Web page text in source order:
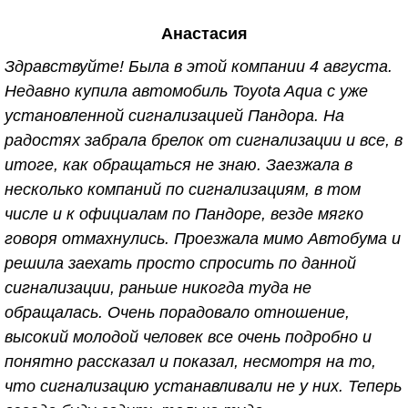
Здесь много уточняют какая сигнализация, какая
машина, а потом начинают критиковать, мол к
клиентам на дорогих машинах отношение особое,
так вот; исходя из этого умолчу о данных
характеристиках. Вернёмся к основной теме. На
первой машине сигнализацию установили 7 лет
назад, за всё это время не разу не подводила.
Иногда возникали некоторые вопросы,
исключительно из-за того что лень было заглянуть
в инструкцию, и чисто поэтому звонила
специалистам. И на любой, даже самый глупый
вопрос получала подробный инструктаж и
консультацию. После 7ми лет эксплуатации,
машина была продана и приобретена новая
"ласточка" . Вопрос о том куда обратиться за
Анастасия
Здравствуйте! Была в этой компании 4 августа.
Недавно купила автомобиль Toyota Aqua с уже
установленной сигнализацией Пандора. На
радостях забрала брелок от сигнализации и все, в
итоге, как обращаться не знаю. Заезжала в
несколько компаний по сигнализациям, в том
числе и к официалам по Пандоре, везде мягко
говоря отмахнулись. Проезжала мимо Автобума и
решила заехать просто спросить по данной
сигнализации, раньше никогда туда не
обращалась. Очень порадовало отношение,
высокий молодой человек все очень подробно и
понятно рассказал и показал, несмотря на то,
что сигнализацию устанавливали не у них. Теперь